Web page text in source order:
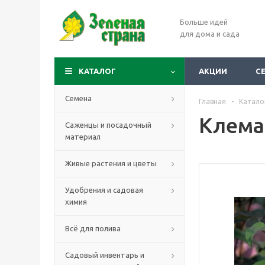
Больше идей
для дома и сада
КАТАЛОГ АКЦИИ
Семена
Саженцы и посадочный
материал
Живые растения и цветы
Удобрения и садовая
химия
Всё для полива
Садовый инвентарь и
Главная -